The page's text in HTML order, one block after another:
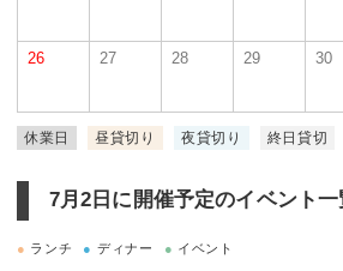
26 27 28 29 30
休業日 昼貸切り 夜貸切り 終日貸切
7月2日に 開催予定のイベント一
● ランチ ● ディナー ● イベント